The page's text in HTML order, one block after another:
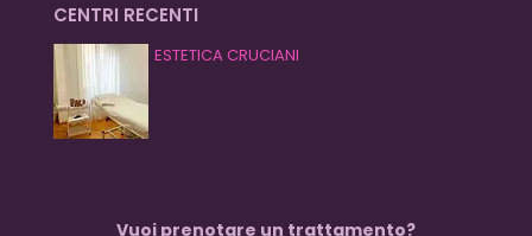
CENTRI RECENTI
ESTETICA CRUCIANI
Vuoi prenotare un trattamento?